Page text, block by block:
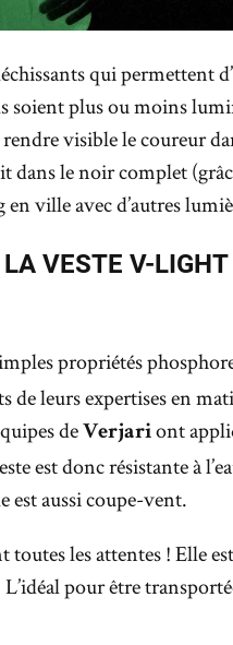
qui permettent
soient plus ou moins
visible le coureur
dans le noir complet
ville avec d’autres
VESTE V-LIGHT
propriétés
de leurs expertises en
de Verjari ont
est donc résistante à
est aussi coupe-vent.
les attentes ! Elle
pour être